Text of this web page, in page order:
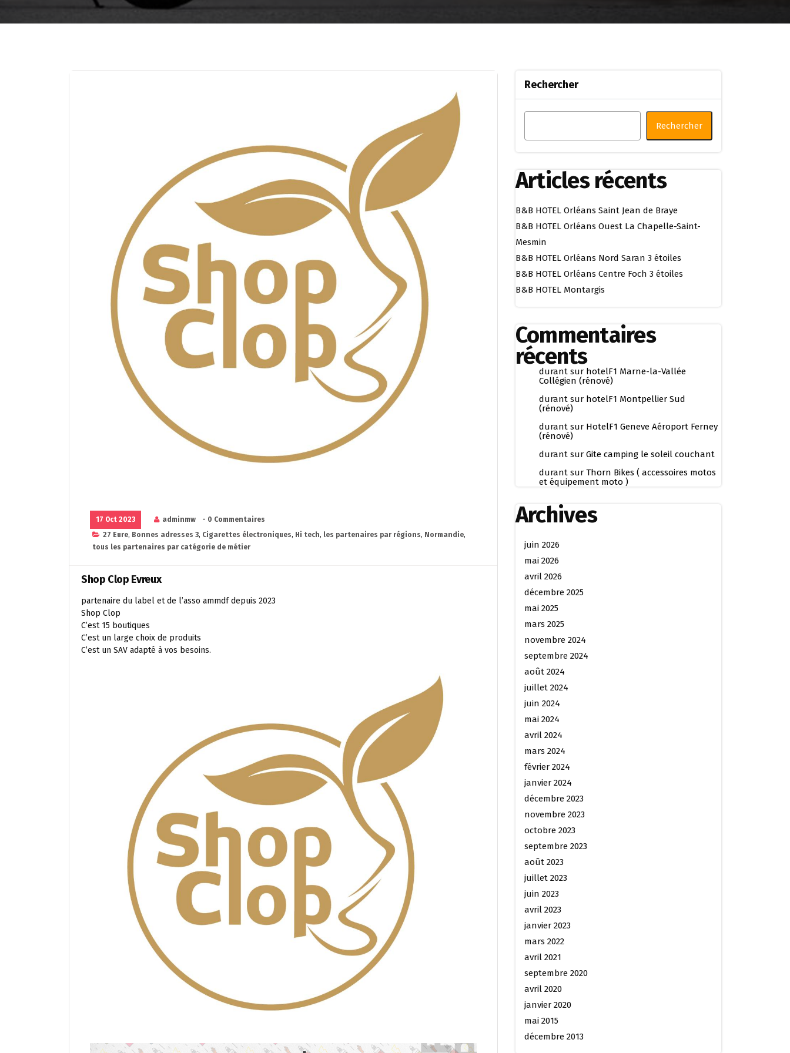
17 Oct 2023 adminmw
- 0 Commentaires
27 Eure, Bonnes adresses 3, Cigarettes électroniques, Hi tech, les partenaires par régions, Normandie,
tous les partenaires par catégorie de métier
Shop Clop Evreux
partenaire du label et de l’asso ammdf depuis 2023
Shop Clop
C’est 15 boutiques
C’est un large choix de produits
C’est un SAV adapté à vos besoins.
Rechercher
Rechercher
Articles récents
B&B HOTEL Orléans Saint Jean de Braye
B&B HOTEL Orléans Ouest La Chapelle-Saint-
Mesmin
B&B HOTEL Orléans Nord Saran 3 étoiles
B&B HOTEL Orléans Centre Foch 3 étoiles
B&B HOTEL Montargis
Commentaires
récents
durant sur hotelF1 Marne-la-Vallée
Collégien (rénové)
durant sur hotelF1 Montpellier Sud
(rénové)
durant sur HotelF1 Geneve Aéroport Ferney
(rénové)
durant sur Gite camping le soleil couchant
durant sur Thorn Bikes ( accessoires motos
et équipement moto )
Archives
juin 2026
mai 2026
avril 2026
décembre 2025
mai 2025
mars 2025
novembre 2024
septembre 2024
août 2024
juillet 2024
juin 2024
mai 2024
avril 2024
mars 2024
février 2024
janvier 2024
décembre 2023
novembre 2023
octobre 2023
septembre 2023
août 2023
juillet 2023
juin 2023
avril 2023
janvier 2023
mars 2022
avril 2021
septembre 2020
avril 2020
janvier 2020
mai 2015
décembre 2013